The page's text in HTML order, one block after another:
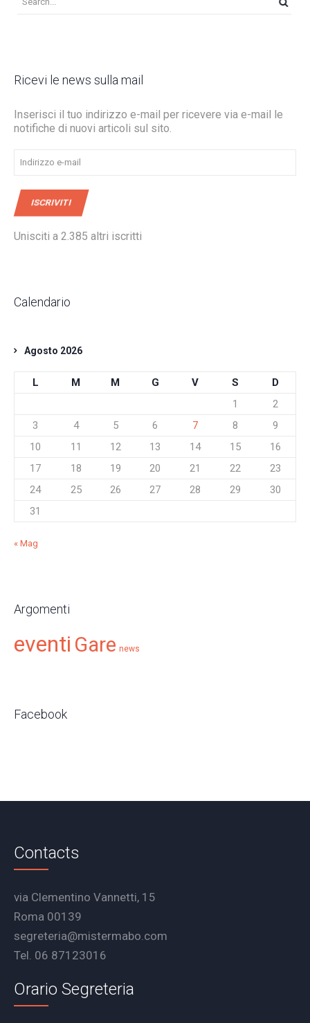
Ricevi le news sulla mail
Inserisci il tuo indirizzo e-mail per ricevere via e-mail le
notifiche di nuovi articoli sul sito.
Indirizzo
e-
ISCRIVITI
Unisciti a 2.385 altri iscritti
Calendario
Agosto 2026
L M M G V S
D
1
2
3
4 5 6 7 8
9
10
11 12 13 14 15
16
17
18 19 20 21 22
23
24
25 26 27 28 29
30
31
« Mag
Argomenti
eventi Gare news
Facebook
Contacts
via Clementino Vannetti, 15
Roma 00139
segreteria@mistermabo.com
Tel. 06 87123016
Orario Segreteria